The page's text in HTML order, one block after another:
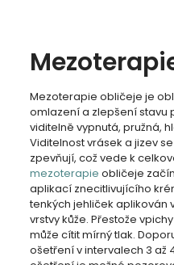
Mezoterapie obličeje je
omlazení a zlepšení stavu
viditelně vypnutá, pružná,
Viditelnost vrásek a jizev
zpevňují, což vede k
mezoterapie obličeje
aplikací znecitlivujícího
tenkých jehliček aplikován
vrstvy kůže. Přestože
může cítit mírný tlak.
ošetření v intervalech 3 až